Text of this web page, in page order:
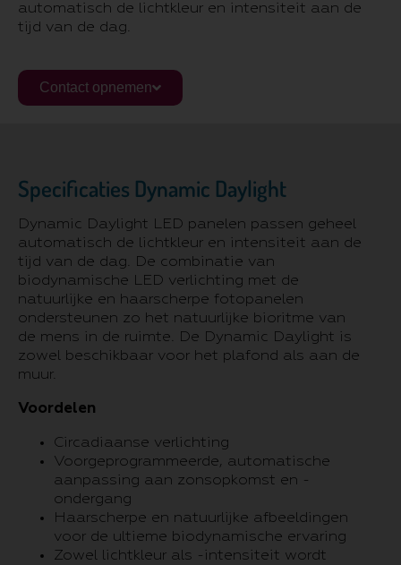
automatisch de lichtkleur en intensiteit aan de
tijd van de dag.
Contact opnemen
Specificaties Dynamic Daylight
Dynamic Daylight LED panelen passen geheel
automatisch de lichtkleur en intensiteit aan de
tijd van de dag. De combinatie van
biodynamische LED verlichting met de
natuurlijke en haarscherpe fotopanelen
ondersteunen zo het natuurlijke bioritme van
de mens in de ruimte. De Dynamic Daylight is
zowel beschikbaar voor het plafond als aan de
muur.
Voordelen
Circadiaanse verlichting
Voorgeprogrammeerde, automatische
aanpassing aan zonsopkomst en -
ondergang
Haarscherpe en natuurlijke afbeeldingen
voor de ultieme biodynamische ervaring
Zowel lichtkleur als -intensiteit wordt